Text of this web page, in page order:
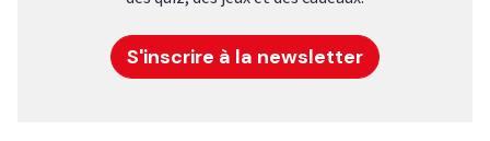
S'inscrire à la newsletter